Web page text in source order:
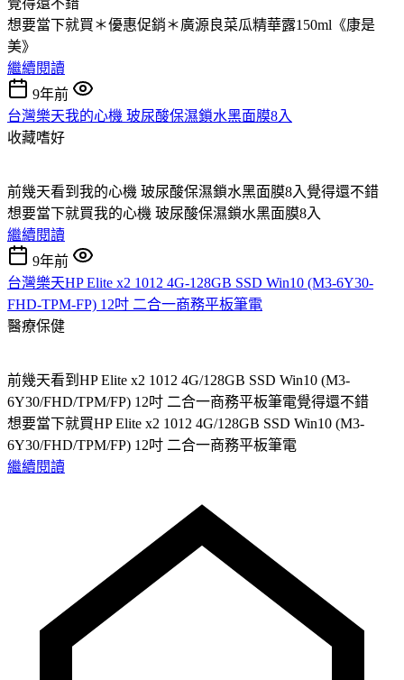
想要當下就買＊優惠促銷＊廣源良菜瓜精華露150ml《康是
美》
繼續閱讀
9年前
台灣樂天我的心機 玻尿酸保濕鎖水黑面膜8入
收藏嗜好
前幾天看到我的心機 玻尿酸保濕鎖水黑面膜8入覺得還不錯
想要當下就買我的心機 玻尿酸保濕鎖水黑面膜8入
繼續閱讀
9年前
台灣樂天HP Elite x2 1012 4G-128GB SSD Win10 (M3-6Y30-
FHD-TPM-FP) 12吋 二合一商務平板筆電
醫療保健
前幾天看到HP Elite x2 1012 4G/128GB SSD Win10 (M3-
6Y30/FHD/TPM/FP) 12吋 二合一商務平板筆電覺得還不錯
想要當下就買HP Elite x2 1012 4G/128GB SSD Win10 (M3-
6Y30/FHD/TPM/FP) 12吋 二合一商務平板筆電
繼續閱讀